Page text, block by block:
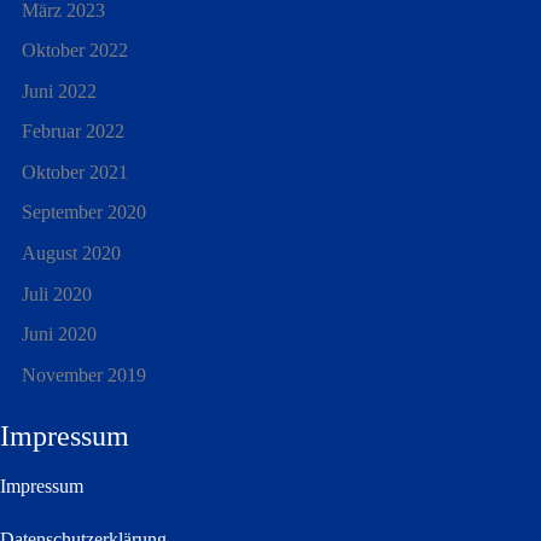
März 2023
Oktober 2022
Juni 2022
Februar 2022
Oktober 2021
September 2020
August 2020
Juli 2020
Juni 2020
November 2019
Impressum
Impressum